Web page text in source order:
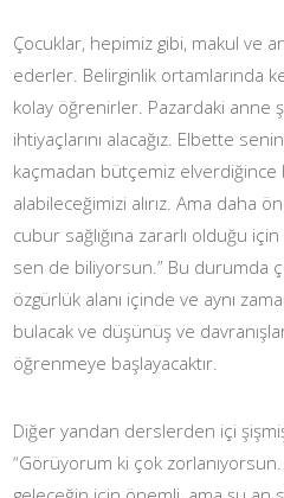
Çocuklar, hepimiz gibi, makul ve
ederler. Belirginlik ortamlarında
kolay öğrenirler. Pazardaki anne
ihtiyaçlarını alacağız. Elbette
kaçmadan bütçemiz
alabileceğimizi alırız. Ama daha
cubur sağlığına zararlı olduğu
sen de biliyorsun.” Bu durumda
özgürlük alanı içinde ve aynı
bulacak ve düşünüş ve
öğrenmeye başlayacaktır.
Diğer yandan derslerden içi
“Görüyorum ki çok